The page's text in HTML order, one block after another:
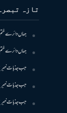
تازہ
جہاں دائرے
جہاں دائرے
جب جذبات خبر
جب جذبات خبر
جب جذبات خبر